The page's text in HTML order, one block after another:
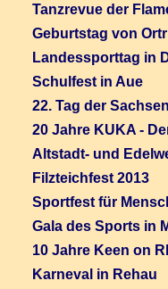
Tanzrevue der
Geburtstag von
Landessporttag in
Schulfest in Aue
22. Tag der
20 Jahre KUKA -
Altstadt- und
Filzteichfest 2013
Sportfest für
Gala des Sports in
10 Jahre Keen on
Karneval in Rehau